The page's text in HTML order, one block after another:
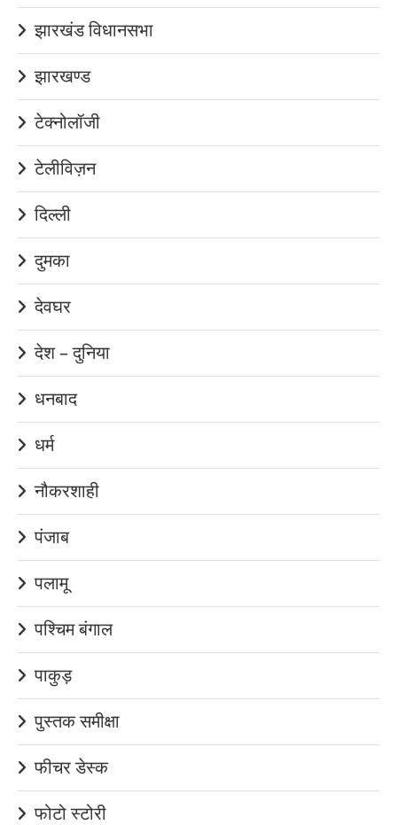
झारखंड विधानसभा
झारखण्ड
टेक्नोलॉजी
टेलीविज़न
दिल्ली
दुमका
देवघर
देश – दुनिया
धनबाद
धर्म
नौकरशाही
पंजाब
पलामू
पश्चिम बंगाल
पाकुड़
पुस्तक समीक्षा
फीचर डेस्क
फोटो स्टोरी